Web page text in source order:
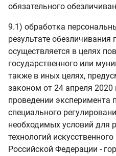
обязательного
9.1) обработка
результате
осуществляется в целях
государственного или
также в иных целях,
законом от 24 апреля 2020
проведении эксперимента
специального
необходимых условий для
технологий
Российской Федерации -